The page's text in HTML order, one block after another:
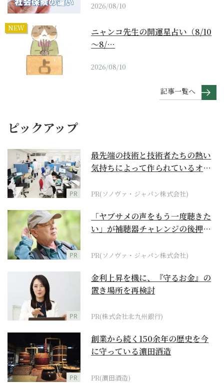
2026/08/10
NEW
ニャンコ先生の開運星占い（8/10
～8/…
2026/08/10
記事一覧へ
ピックアップ
PR
最先端の技術と技術者たちの熱い
気持ちによって作られているオー
PR(ソノヴァ・ジャパン株式会社)
PR
「ヤブサメの声をもう一度聴きた
い」が補聴器チャレンジの後押し
PR(ソノヴァ・ジャパン株式会社)
PR
金利上昇を機に、『守るお金』の
置き場所を再検討
PR(株式会社北九州銀行)
PR
創業から続く150余年の歴史を今
に守っている濵田酒造
PR(濵田酒造)